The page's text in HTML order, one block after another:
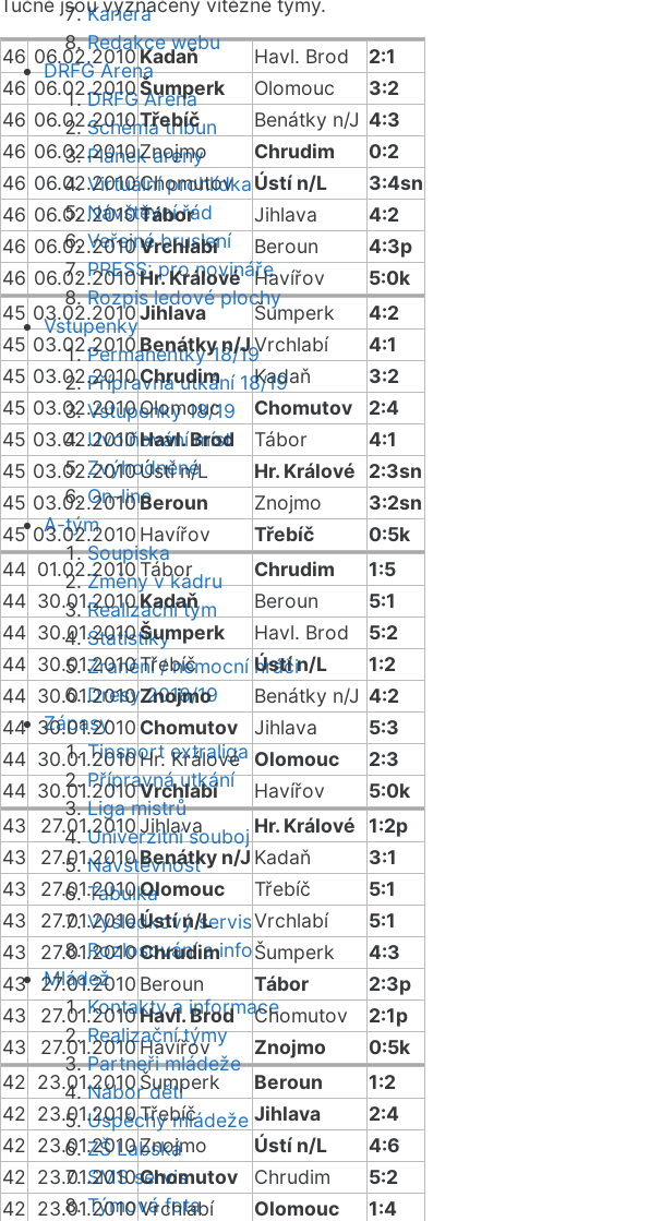
Kariéra
Redakce webu
DRFG Arena
DRFG Arena
Schéma tribun
Plánek areny
Virtuální prohlídka
Návštěvní řád
Veřejné bruslení
PRESS: pro novináře
Rozpis ledové plochy
Vstupenky
Permanentky 18/19
Přípravná utkání 18/19
Vstupenky 18/19
Uvolňování míst
Zvýhodněné
On-line
A-tým
Soupiska
Změny v kádru
Realizační tým
Statistiky
Zranění / nemocní hráči
Dresy 2018/19
Zápasy
Tipsport extraliga
Přípravná utkání
Liga mistrů
Univerzitní souboj
Návštěvnost
Tabulka
Výsledkový servis
Rozlosování a info
Mládež
Kontakty a informace
Realizační týmy
Partneři mládeže
Nábor dětí
Úspěchy mládeže
ZŠ Labská
SMS servis
Týmová fota
Tučně jsou vyznačeny vítězné týmy.
46 06.02.2010Kadaň Havl. Brod
2:1
46 06.02.2010Šumperk Olomouc
3:2
46 06.02.2010Třebíč Benátky n/J 4:3
46 06.02.2010Znojmo Chrudim
0:2
46 06.02.2010Chomutov Ústí n/L
3:4sn
46 06.02.2010Tábor Jihlava
4:2
46 06.02.2010Vrchlabí Beroun
4:3p
46 06.02.2010Hr. Králové Havířov
5:0k
45 03.02.2010Jihlava Šumperk
4:2
45 03.02.2010 Benátky n/JVrchlabí
4:1
45 03.02.2010Chrudim Kadaň
3:2
45 03.02.2010Olomouc Chomutov
2:4
45 03.02.2010Havl. Brod Tábor
4:1
45 03.02.2010Ústí n/L Hr. Králové
2:3sn
45 03.02.2010 Beroun Znojmo
3:2sn
45 03.02.2010 Havířov Třebíč
0:5k
44 01.02.2010Tábor Chrudim
1:5
44 30.01.2010Kadaň Beroun
5:1
44 30.01.2010Šumperk Havl. Brod
5:2
44 30.01.2010Třebíč Ústí n/L
1:2
44 30.01.2010Znojmo Benátky n/J 4:2
44 30.01.2010 Chomutov Jihlava
5:3
44 30.01.2010Hr. Králové Olomouc
2:3
44 30.01.2010Vrchlabí Havířov
5:0k
43
27.01.2010Jihlava Hr. Králové
1:2p
43
27.01.2010Benátky n/J Kadaň
3:1
43
27.01.2010Olomouc Třebíč
5:1
43
27.01.2010Ústí n/L Vrchlabí
5:1
43
27.01.2010Chrudim Šumperk
4:3
43
27.01.2010 Beroun Tábor
2:3p
43
27.01.2010Havl. Brod Chomutov
2:1p
43
27.01.2010Havířov Znojmo
0:5k
42 23.01.2010 Šumperk Beroun
1:2
42 23.01.2010Třebíč Jihlava
2:4
42 23.01.2010Znojmo Ústí n/L
4:6
42 23.01.2010Chomutov Chrudim
5:2
42 23.01.2010Vrchlabí Olomouc
1:4